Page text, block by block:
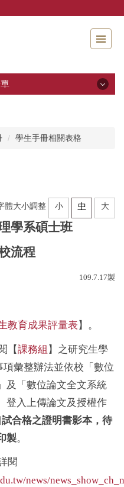
學生手冊相關表格
體大小調整 小 中 大
學系碩士班
流程
109.7.17製
教育成果評量表 】。
【課務組 】之研究生學
彙整辦法並依校「數位
及「數位論文全文系統
登入上傳論文及授權作
合格之證明書影本，待
製。
閱
news/